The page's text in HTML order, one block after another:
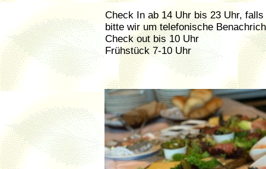
Check In ab 14 Uhr bis 23 Uhr,
bitte wir um telefonische
Check out bis 10 Uhr
Frühstück 7-10 Uhr